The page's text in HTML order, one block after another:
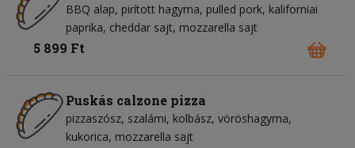
BBQ alap pirított hagyma pulled pork kaliforniai
paprika cheddar sajt mozzarella sajt
5 899 Ft
Puskás calzone pizza
pizzaszósz szalámi kolbász vöröshagyma
kukorica mozzarella sajt